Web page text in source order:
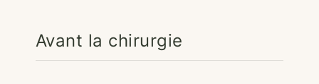
Avant la chirurgie